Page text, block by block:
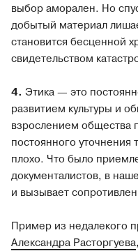
выбор аморален. Но
добытый материал
становится бесценной
свидетельством
4. Этика — это
развитием культуры и
взрослением общества
постоянного
плохо. Что было
документалистов, в
и вызывает
Пример из недалекого
Александра Расторгуева